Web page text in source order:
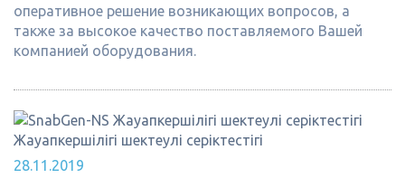
оперативное решение возникающих вопросов, а
также за высокое качество поставляемого Вашей
компанией оборудования.
28.11.2019